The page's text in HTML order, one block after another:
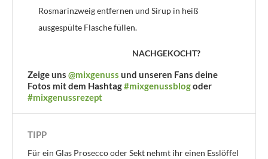
Rosmarinzweig entfernen und Sirup in heiß
ausgespülte Flasche füllen.
NACHGEKOCHT?
Zeige uns @mixgenuss und unseren Fans deine
Fotos mit dem Hashtag#mixgenussblogoder
#mixgenussrezept
TIPP
Für ein Glas Prosecco oder Sekt nehmt ihr einen Esslöffel